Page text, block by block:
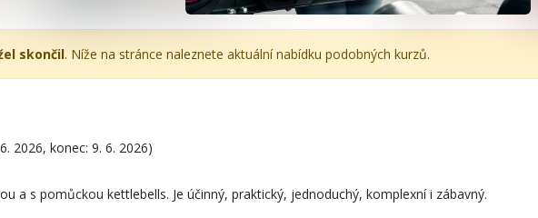
skončil. Níže na stránce naleznete aktuální nabídku podobných kurzů.
2026, konec: 9. 6. 2026)
a s pomůckou kettlebells. Je účinný, praktický, jednoduchý, komplexní i zábavný.